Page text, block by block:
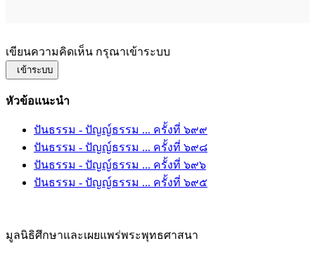
เขียนความคิดเห็น กรุณาเข้าระบบ
เข้าระบบ
หัวข้อแนะนำ
ปันธรรม - ปัญญ์ธรรม ... ครั้งที่ ๖๙๙
ปันธรรม - ปัญญ์ธรรม ... ครั้งที่ ๖๙๘
ปันธรรม - ปัญญ์ธรรม ... ครั้งที่ ๖๙๖
ปันธรรม - ปัญญ์ธรรม ... ครั้งที่ ๖๙๕
มูลนิธิศึกษาและเผยแพร่พระพุทธศาสนา